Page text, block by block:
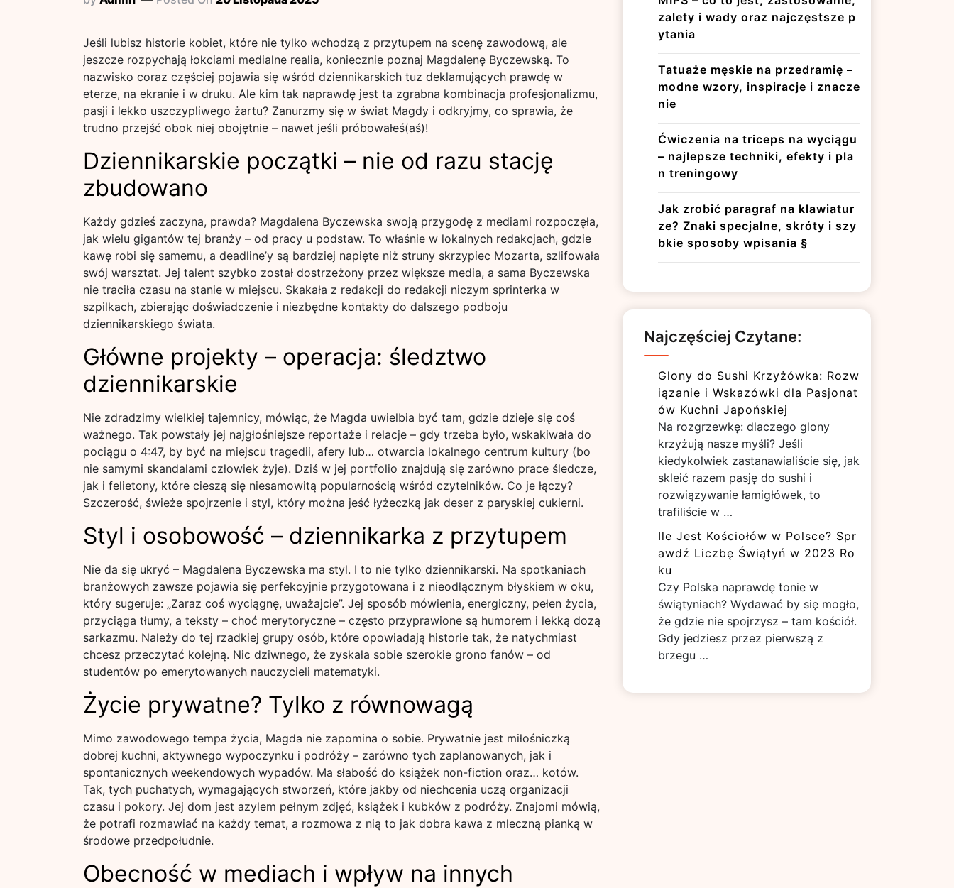
Jeśli lubisz historie kobiet, które nie tylko wchodzą z przytupem na scenę zawodową, ale
jeszcze rozpychają łokciami medialne realia, koniecznie poznaj Magdalenę Byczewską. To
nazwisko coraz częściej pojawia się wśród dziennikarskich tuz deklamujących prawdę w
eterze, na ekranie i w druku. Ale kim tak naprawdę jest ta zgrabna kombinacja profesjonalizmu,
pasji i lekko uszczypliwego żartu? Zanurzmy się w świat Magdy i odkryjmy, co sprawia, że
trudno przejść obok niej obojętnie – nawet jeśli próbowałeś(aś)!
Dziennikarskie początki – nie od razu stację
zbudowano
Każdy gdzieś zaczyna, prawda? Magdalena Byczewska swoją przygodę z mediami rozpoczęła,
jak wielu gigantów tej branży – od pracy u podstaw. To właśnie w lokalnych redakcjach, gdzie
kawę robi się samemu, a deadline’y są bardziej napięte niż struny skrzypiec Mozarta, szlifowała
swój warsztat. Jej talent szybko został dostrzeżony przez większe media, a sama Byczewska
nie traciła czasu na stanie w miejscu. Skakała z redakcji do redakcji niczym sprinterka w
szpilkach, zbierając doświadczenie i niezbędne kontakty do dalszego podboju
dziennikarskiego świata.
Główne projekty – operacja: śledztwo
dziennikarskie
Nie zdradzimy wielkiej tajemnicy, mówiąc, że Magda uwielbia być tam, gdzie dzieje się coś
ważnego. Tak powstały jej najgłośniejsze reportaże i relacje – gdy trzeba było, wskakiwała do
pociągu o 4:47, by być na miejscu tragedii, afery lub… otwarcia lokalnego centrum kultury (bo
nie samymi skandalami człowiek żyje). Dziś w jej portfolio znajdują się zarówno prace śledcze,
jak i felietony, które cieszą się niesamowitą popularnością wśród czytelników. Co je łączy?
Szczerość, świeże spojrzenie i styl, który można jeść łyżeczką jak deser z paryskiej cukierni.
Styl i osobowość – dziennikarka z przytupem
Nie da się ukryć – Magdalena Byczewska ma styl. I to nie tylko dziennikarski. Na spotkaniach
branżowych zawsze pojawia się perfekcyjnie przygotowana i z nieodłącznym błyskiem w oku,
który sugeruje: „Zaraz coś wyciągnę, uważajcie”. Jej sposób mówienia, energiczny, pełen życia,
przyciąga tłumy, a teksty – choć merytoryczne – często przyprawione są humorem i lekką dozą
sarkazmu. Należy do tej rzadkiej grupy osób, które opowiadają historie tak, że natychmiast
chcesz przeczytać kolejną. Nic dziwnego, że zyskała sobie szerokie grono fanów – od
studentów po emerytowanych nauczycieli matematyki.
Życie prywatne? Tylko z równowagą
Mimo zawodowego tempa życia, Magda nie zapomina o sobie. Prywatnie jest miłośniczką
dobrej kuchni, aktywnego wypoczynku i podróży – zarówno tych zaplanowanych, jak i
spontanicznych weekendowych wypadów. Ma słabość do książek non-fiction oraz… kotów.
Tak, tych puchatych, wymagających stworzeń, które jakby od niechcenia uczą organizacji
czasu i pokory. Jej dom jest azylem pełnym zdjęć, książek i kubków z podróży. Znajomi mówią,
że potrafi rozmawiać na każdy temat, a rozmowa z nią to jak dobra kawa z mleczną pianką w
środowe przedpołudnie.
Obecność w mediach i wpływ na innych
zalety i wady oraz najczęstsze p
ytania
Tatuaże męskie na przedramię –
modne wzory, inspiracje i znacze
nie
Ćwiczenia na triceps na wyciągu
– najlepsze techniki, efekty i pla
n treningowy
Jak zrobić paragraf na klawiatur
ze? Znaki specjalne, skróty i szy
bkie sposoby wpisania §
Najczęściej Czytane:
Glony do Sushi Krzyżówka: Rozw
iązanie i Wskazówki dla Pasjonat
ów Kuchni Japońskiej
Na rozgrzewkę: dlaczego glony
krzyżują nasze myśli? Jeśli
kiedykolwiek zastanawialiście się, jak
skleić razem pasję do sushi i
rozwiązywanie łamigłówek, to
trafiliście w …
Ile Jest Kościołów w Polsce? Spr
awdź Liczbę Świątyń w 2023 Ro
ku
Czy Polska naprawdę tonie w
świątyniach? Wydawać by się mogło,
że gdzie nie spojrzysz – tam kościół.
Gdy jedziesz przez pierwszą z
brzegu …